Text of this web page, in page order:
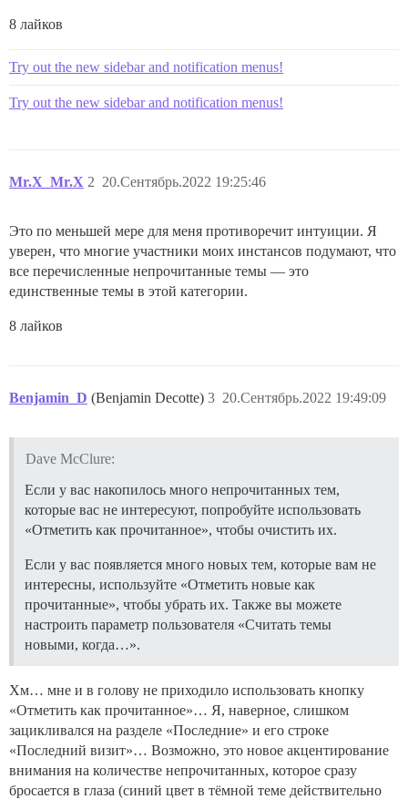
8 лайков
Try out the new sidebar and notification menus!
Try out the new sidebar and notification menus!
Mr.X_Mr.X 20.Сентябрь.2022 19:25:46
2
Это по меньшей мере для меня противоречит интуиции. Я
уверен, что многие участники моих инстансов подумают, что
все перечисленные непрочитанные темы — это
единственные темы в этой категории.
8 лайков
Benjamin_D (Benjamin Decotte) 20.Сентябрь.2022 19:49:09
3
Dave McClure:
Если у вас накопилось много непрочитанных тем,
которые вас не интересуют, попробуйте использовать
«Отметить как прочитанное», чтобы очистить их.
Если у вас появляется много новых тем, которые вам не
интересны, используйте «Отметить новые как
прочитанные», чтобы убрать их. Также вы можете
настроить параметр пользователя «Считать темы
новыми, когда…».
Хм… мне и в голову не приходило использовать кнопку
«Отметить как прочитанное»… Я, наверное, слишком
зацикливался на разделе «Последние» и его строке
«Последний визит»… Возможно, это новое акцентирование
внимания на количестве непрочитанных, которое сразу
бросается в глаза (синий цвет в тёмной теме действительно